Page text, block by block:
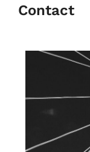
Contact